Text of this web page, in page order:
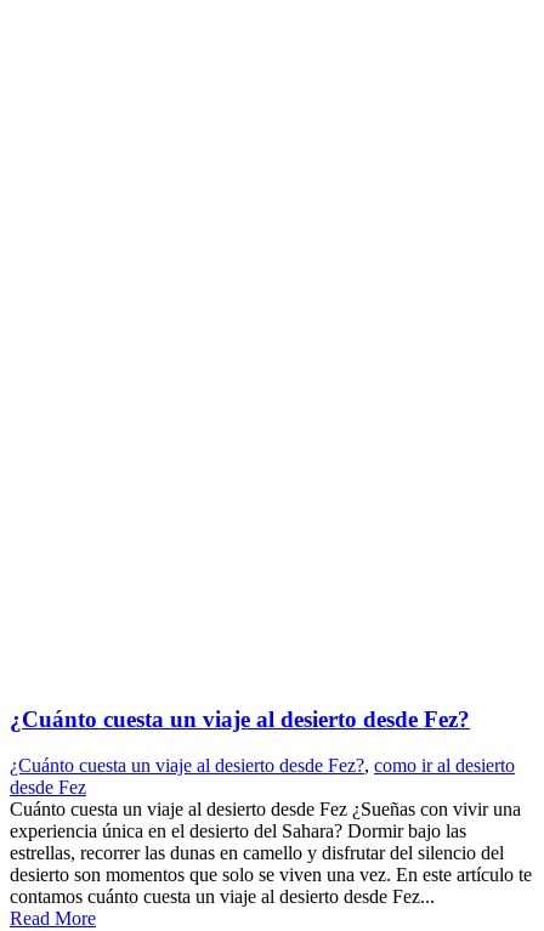
¿Cuánto cuesta un viaje al desierto desde Fez?
¿Cuánto cuesta un viaje al desierto desde Fez?, como ir al desierto
desde Fez
Cuánto cuesta un viaje al desierto desde Fez ¿Sueñas con vivir una
experiencia única en el desierto del Sahara? Dormir bajo las
estrellas, recorrer las dunas en camello y disfrutar del silencio del
desierto son momentos que solo se viven una vez. En este artículo te
contamos cuánto cuesta un viaje al desierto desde Fez...
Read More